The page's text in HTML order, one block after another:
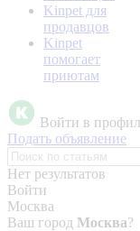
Kinpet для
продавцов
Kinpet
помогает
приютам
Войти в
Подать объявление
Нет результатов
Войти
Москва
Ваш город Москва?